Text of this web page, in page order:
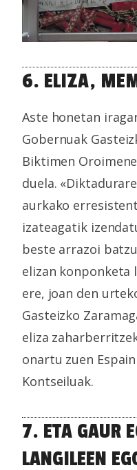
6. ELIZA,
Aste honetan
Gobernuak
Biktimen
duela.
aurkako
izateagatik
beste arrazoi
elizan konponketa
ere, joan den
Gasteizko
eliza
onartu zuen
Kontseiluak.
7. ETA GAUR
LANGILEEN